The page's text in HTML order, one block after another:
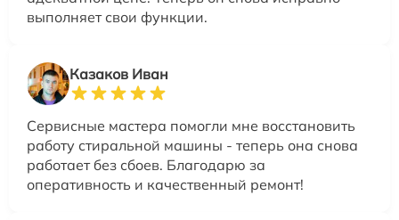
выполняет свои функции.
Казаков Иван
Сервисные мастера помогли мне восстановить
работу стиральной машины - теперь она снова
работает без сбоев. Благодарю за
оперативность и качественный ремонт!